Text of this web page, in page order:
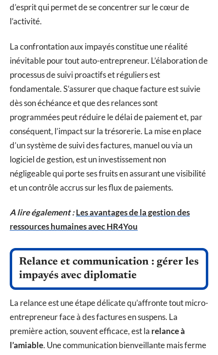
d’esprit qui permet de se concentrer sur le cœur de
l’activité.
La confrontation aux impayés constitue une réalité
inévitable pour tout auto-entrepreneur. L’élaboration de
processus de suivi proactifs et réguliers est
fondamentale. S’assurer que chaque facture est suivie
dès son échéance et que des relances sont
programmées peut réduire le délai de paiement et, par
conséquent, l’impact sur la trésorerie. La mise en place
d’un système de suivi des factures, manuel ou via un
logiciel de gestion, est un investissement non
négligeable qui porte ses fruits en assurant une visibilité
et un contrôle accrus sur les flux de paiements.
A lire également :Les avantages de la gestion des
ressources humaines avec HR4You
Relance et communication : gérer les
impayés avec diplomatie
La relance est une étape délicate qu’affronte tout micro-
entrepreneur face à des factures en suspens. La
première action, souvent efficace, est la relance à
l’amiable. Une communication bienveillante mais ferme